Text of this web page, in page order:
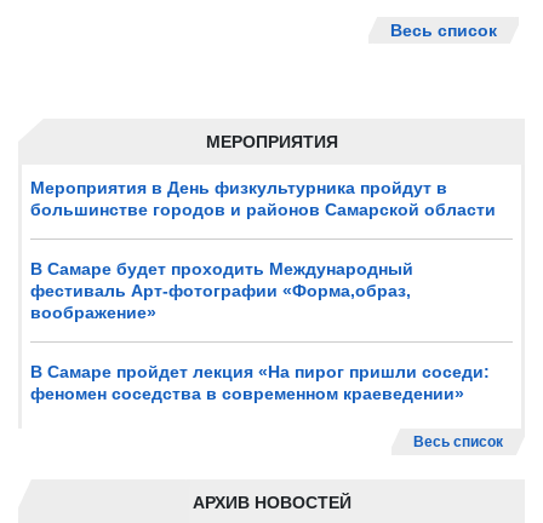
МЕРОПРИЯТИЯ
Мероприятия в День физкультурника пройдут в
большинстве городов и районов Самарской области
В Самаре будет проходить Международный
фестиваль Арт-фотографии «Форма,образ,
воображение»
В Самаре пройдет лекция «На пирог пришли соседи:
феномен соседства в современном краеведении»
Весь список
АРХИВ НОВОСТЕЙ
Весь список